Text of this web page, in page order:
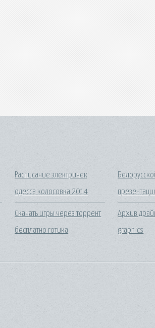
Расписание электричек
одесса колосовка 2014
Скачать игры через торрент
бесплатно готика
Архив
graphics